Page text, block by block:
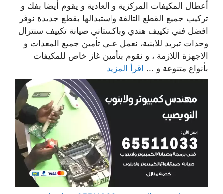
أعطال المكيفات المركزية و العادية و يقوم أيضا بفك و
تركيب جميع القطع التالفة واستبدالها بقطع جديدة نوفر
افضل فني تكييف هندي وباكستاني صيانة تكييف سنترال
وحدات تبريد للابنية، نعمل على تأمين جميع المعدات و
الاجهزة اللازمة ، و نقوم بتأمين غاز خاص للمكيفات
بأنواع متنوعة و ... اقرأ المزيد